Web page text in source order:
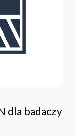
dla badaczy